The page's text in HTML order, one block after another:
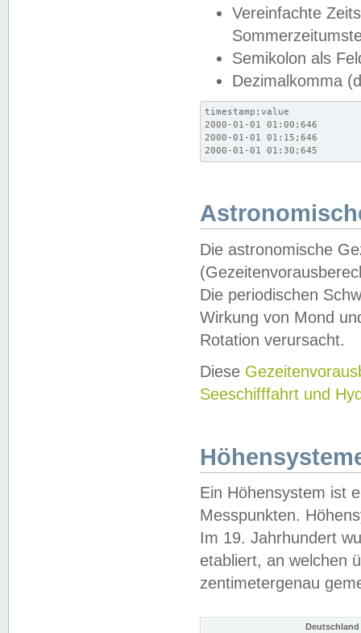
Vereinfachte
Semikolon als
Dezimalkomma
timestamp;value
2000-01-01 01:00;646
2000-01-01 01:15;646
2000-01-01 01:30;645
Die astronomische
Die periodischen
Wirkung von Mond
Rotation verursacht.
Diese
Seeschifffahrt und
Ein Höhensystem ist
Messpunkten.
Im 19. Jahrhundert
etabliert, an welchen
zentimetergenau